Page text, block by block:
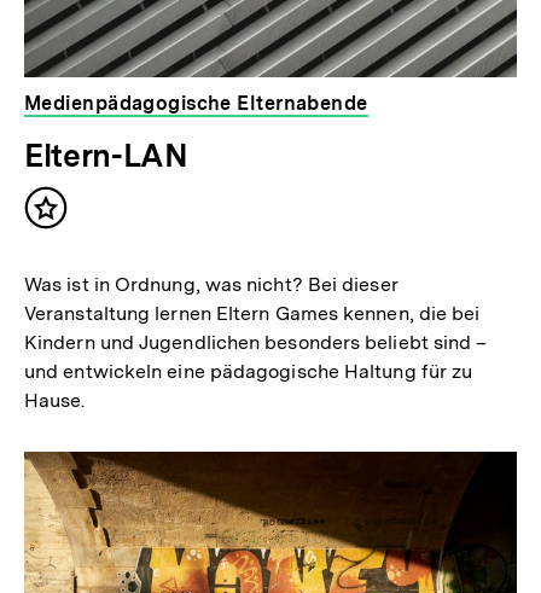
Medienpädagogische Elternabende
Eltern-LAN
Inhalt
Was ist in Ordnung, was nicht? Bei dieser
Veranstaltung lernen Eltern Games kennen, die bei
Kindern und Jugendlichen besonders beliebt sind –
und entwickeln eine pädagogische Haltung für zu
Hause.